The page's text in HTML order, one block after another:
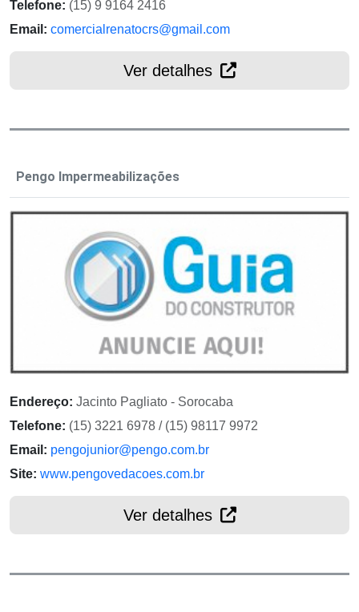
Telefone: (15) 9 9164 2416
Email: comercialrenatocrs@gmail.com
Ver detalhes
Pengo Impermeabilizações
Endereço: Jacinto Pagliato - Sorocaba
Telefone: (15) 3221 6978 / (15) 98117 9972
Email: pengojunior@pengo.com.br
Site: www.pengovedacoes.com.br
Ver detalhes